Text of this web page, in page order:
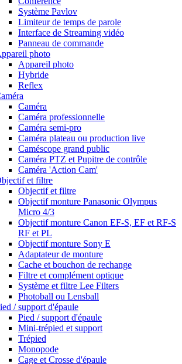
Système Pavlov
Limiteur de temps de parole
Interface de Streaming vidéo
Panneau de commande
photo
Appareil photo
Hybride
Reflex
Caméra
Caméra professionnelle
Caméra semi-pro
Caméra plateau ou production live
Caméscope grand public
Caméra PTZ et Pupitre de contrôle
Caméra 'Action Cam'
et filtre
Objectif et filtre
Objectif monture Panasonic Olympus
Micro 4/3
Objectif monture Canon EF-S, EF et RF-S
RF et PL
Objectif monture Sony E
Adaptateur de monture
Cache et bouchon de rechange
Filtre et complément optique
Système et filtre Lee Filters
Photoball ou Lensball
/ support d'épaule
Pied / support d'épaule
Mini-trépied et support
Trépied
Monopode
Cage et Crosse d'épaule